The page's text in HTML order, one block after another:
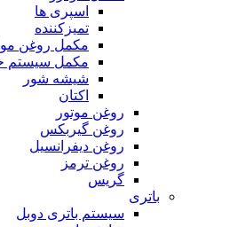
اسپری ها
تمیزکننده
مکمل روغن
مکمل سیستم
شیشه شور
اکتان
روغن موتور
روغن گیربکس
روغن دیفرانسیل
روغن ترمز
گریس
باتری
سیستم باتری دوبل